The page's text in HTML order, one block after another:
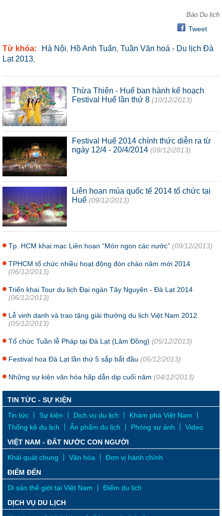
Báo Du lịch
Tweet
Từ khóa: Hà Nội, Hồ Anh Tuấn, Tuần Văn hoá - Du lịch Đà
Lạt 2013,
Thừa Thiên - Huế ban hành kế hoạch
Festival Huế lần thứ 8 (10/12/2013)
Festival Huế 2014 chính thức diễn ra từ
ngày 12/4 - 20/4/2014 (09/12/2013)
Liên hoan múa quốc tế 2014 tổ chức tại
Huế (09/12/2013)
Tp. HCM khai mạc Liên hoan “Món ngon các nước” (09/12/2013)
TPHCM tổ chức nhiều hoạt động đón chào năm mới 2014
(06/12/2013)
Triển khai Tour du lịch Đại ngàn Tây Nguyên - Đà Lạt 2014
(06/12/2013)
Lễ vinh danh và trao tặng giải thưởng du lịch Việt Nam 2012
(05/12/2013)
Tổ chức Tuần lễ Pháp tại Đà Lạt (Lâm Đồng) (05/12/2013)
Festival hoa Đà Lạt lần thứ 5 sắp bắt đầu (05/12/2013)
Những sự kiện văn hóa hấp dẫn dịp cuối năm (04/12/2013)
TIN TỨC - SỰ KIỆN
Tin tức
Sự kiện Dịch vụ du lịch
Khám phá Việt Nam
Thống kê du lịch
Ấn phẩm du lịch Phóng sự ảnh
Video
VIỆT NAM - ĐẤT NƯỚC CON NGƯỜI
Khái quát chung
Văn hóa
Đơn vị hành chính
ĐIỂM ĐẾN
Di sản thế giới tại Việt Nam
Điểm du lịch
DỊCH VỤ DU LỊCH